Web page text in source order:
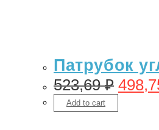
Патрубок
523,69₽
Add to cart